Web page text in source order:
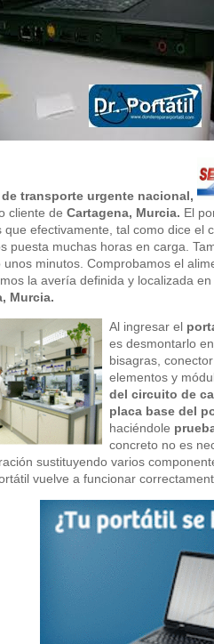
transporte urgente nacional,
cliente de Cartagena, Murcia. El
que efectivamente, tal como dice
puesta muchas horas en carga.
minutos. Comprobamos el
la avería definida y localizada en
Murcia.
Al ingresar el
es desmontarlo
bisagras,
elementos y
del circuito de
placa base del
haciéndole
concreto no es
sustituyendo varios
vuelve a funcionar